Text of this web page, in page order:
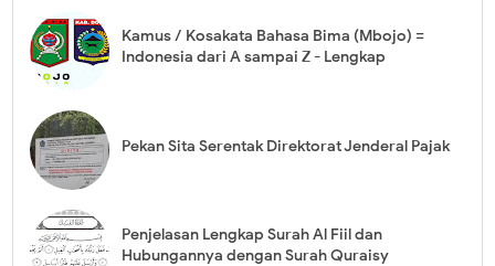
Kamus / Kosakata Bahasa Bima (Mbojo) =
Indonesia dari A sampai Z - Lengkap
Pekan Sita Serentak Direktorat Jenderal Pajak
Penjelasan Lengkap Surah Al Fiil dan
Hubungannya dengan Surah Quraisy